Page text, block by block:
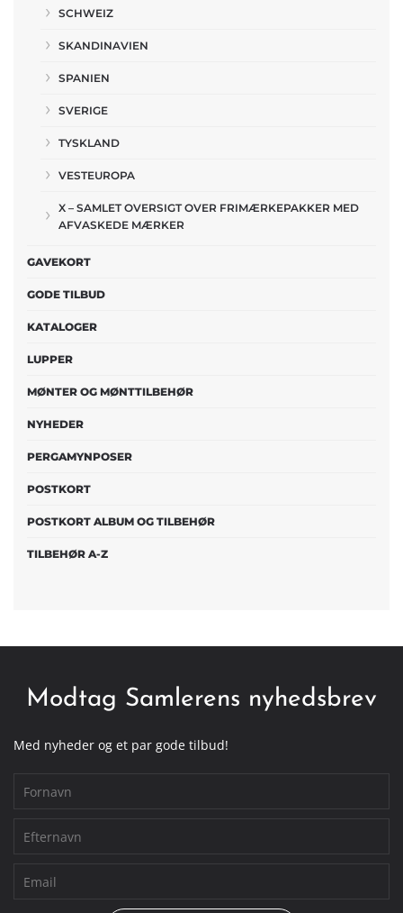
SCHWEIZ
SKANDINAVIEN
SPANIEN
SVERIGE
TYSKLAND
VESTEUROPA
X – SAMLET OVERSIGT OVER FRIMÆRKEPAKKER MED
AFVASKEDE MÆRKER
GAVEKORT
GODE TILBUD
KATALOGER
LUPPER
MØNTER OG MØNTTILBEHØR
NYHEDER
PERGAMYNPOSER
POSTKORT
POSTKORT ALBUM OG TILBEHØR
TILBEHØR A-Z
Modtag Samlerens nyhedsbrev
Med nyheder og et par gode tilbud!